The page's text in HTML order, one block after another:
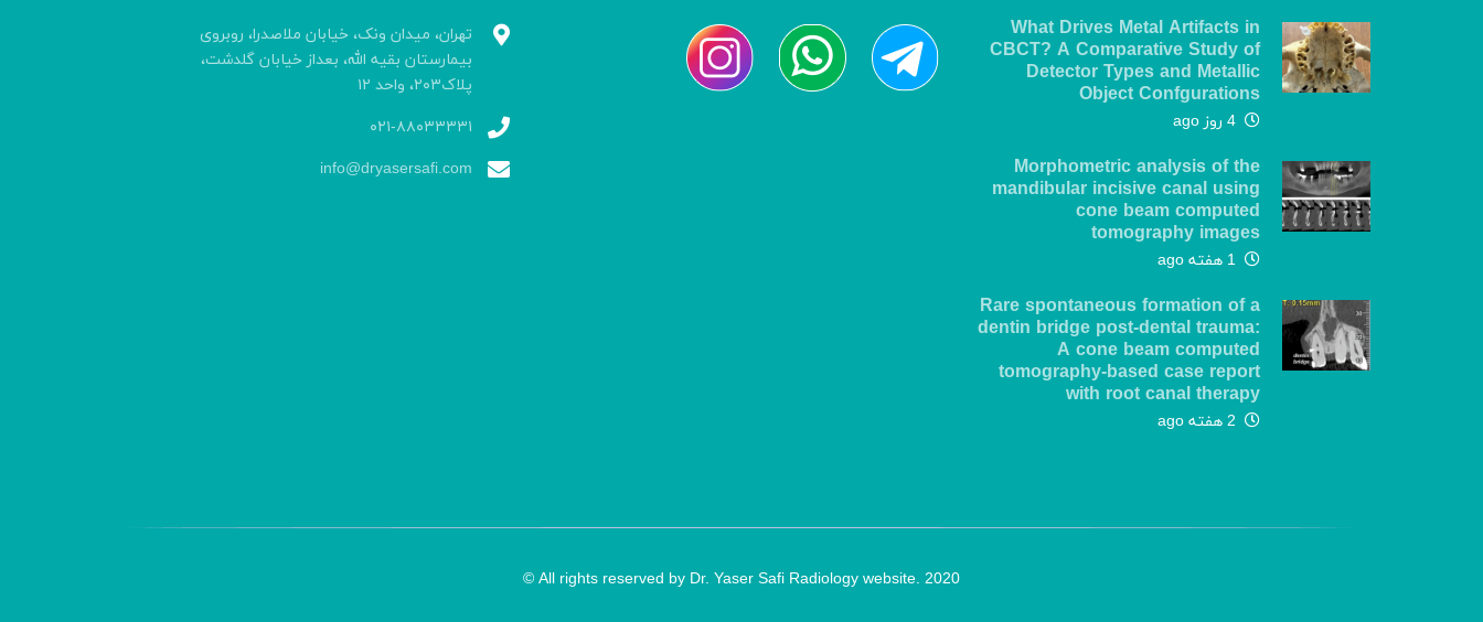
What Drives Metal Artifacts in
CBCT? A Comparative Study of
Detector Types and Metallic
Object Confgurations
4 روز ago
Morphometric analysis of the
mandibular incisive canal using
cone beam computed
tomography images
1 هفته ago
Rare spontaneous formation of a
dentin bridge post-dental trauma:
A cone beam computed
tomography-based case report
with root canal therapy
2 هفته ago
تهران، میدان ونک، خیابان ملاصدرا، روبروی
بیمارستان بقیه الله، بعداز خیابان گلدشت،
پلاک۲۰۳، واحد ۱۲
۰۲۱-۸۸۰۳۳۳۳۱
info@dryasersafi.com
All rights reserved by Dr. Yaser Safi Radiology website. 2020 ©